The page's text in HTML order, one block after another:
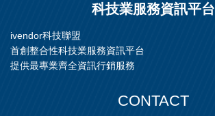
科技業服務資訊平台
ivendor科技聯盟
首創整合性科技業服務資訊平台
提供最專業齊全資訊行銷服務
CONTACT